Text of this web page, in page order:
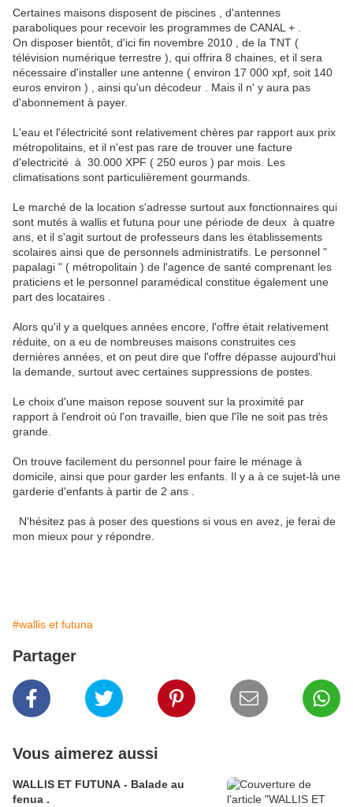
Certaines maisons disposent de piscines , d'antennes
paraboliques pour recevoir les programmes de CANAL + .
On disposer bientôt, d'ici fin novembre 2010 , de la TNT (
télévision numérique terrestre ), qui offrira 8 chaines, et il sera
nécessaire d'installer une antenne ( environ 17 000 xpf, soit 140
euros environ ) , ainsi qu'un décodeur . Mais il n' y aura pas
d'abonnement à payer.
L'eau et l'électricité sont relativement chères par rapport aux prix
métropolitains, et il n'est pas rare de trouver une facture
d'electricité à 30.000 XPF ( 250 euros ) par mois. Les
climatisations sont particulièrement gourmands.
Le marché de la location s'adresse surtout aux fonctionnaires qui
sont mutés à wallis et futuna pour une période de deux à quatre
ans, et il s'agit surtout de professeurs dans les établissements
scolaires ainsi que de personnels administratifs. Le personnel "
papalagi " ( métropolitain ) de l'agence de santé comprenant les
praticiens et le personnel paramédical constitue également une
part des locataires .
Alors qu'il y a quelques années encore, l'offre était relativement
réduite, on a eu de nombreuses maisons construites ces
dernières années, et on peut dire que l'offre dépasse aujourd'hui
la demande, surtout avec certaines suppressions de postes.
Le choix d'une maison repose souvent sur la proximité par
rapport à l'endroit où l'on travaille, bien que l'île ne soit pas très
grande.
On trouve facilement du personnel pour faire le ménage à
domicile, ainsi que pour garder les enfants. Il y a à ce sujet-là une
garderie d'enfants à partir de 2 ans .
N'hésitez pas à poser des questions si vous en avez, je ferai de
mon mieux pour y répondre.
#wallis et futuna
Partager
Vous aimerez aussi
WALLIS ET FUTUNA - Balade au
fenua .